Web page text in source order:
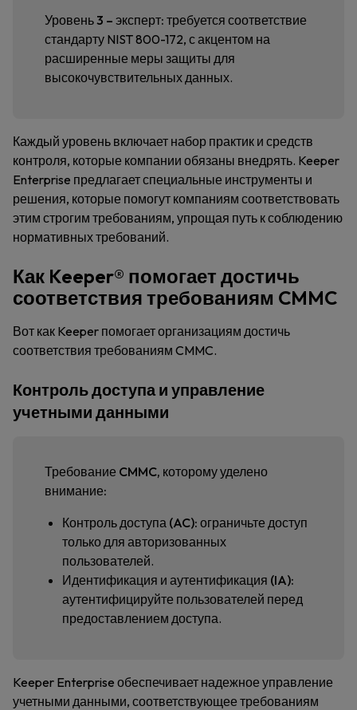
Уровень 3 – эксперт: требуется соответствие
стандарту NIST 800-172, с акцентом на
расширенные меры защиты для
высокочувствительных данных.
Каждый уровень включает набор практик и средств
контроля, которые компании обязаны внедрять. Keeper
Enterprise предлагает специальные инструменты и
решения, которые помогут компаниям соответствовать
этим строгим требованиям, упрощая путь к соблюдению
нормативных требований.
Как Keeper® помогает достичь
соответствия требованиям CMMC
Вот как Keeper помогает организациям достичь
соответствия требованиям CMMC.
Контроль доступа и управление
учетными данными
Требование CMMC, которому уделено
внимание:
Контроль доступа (AC): ограничьте доступ
только для авторизованных
пользователей.
Идентификация и аутентификация (IA):
аутентифицируйте пользователей перед
предоставлением доступа.
Keeper Enterprise обеспечивает надежное управление
учетными данными, соответствующее требованиям